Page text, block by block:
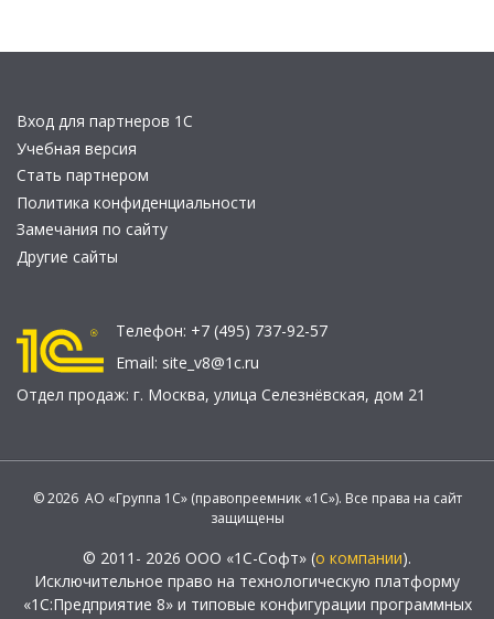
Вход для партнеров 1С
Учебная версия
Стать партнером
Политика конфиденциальности
Замечания по сайту
Другие сайты
Телефон: +7 (495) 737-92-57
Email: site_v8@1c.ru
Отдел продаж: г. Москва, улица Селезнёвская, дом 21
© 2026 АО «Группа 1С» (правопреемник «1С»). Все права на сайт
защищены
© 2011- 2026 ООО «1С-Софт» (о компании).
Исключительное право на технологическую платформу
«1С:Предприятие 8» и типовые конфигурации программных